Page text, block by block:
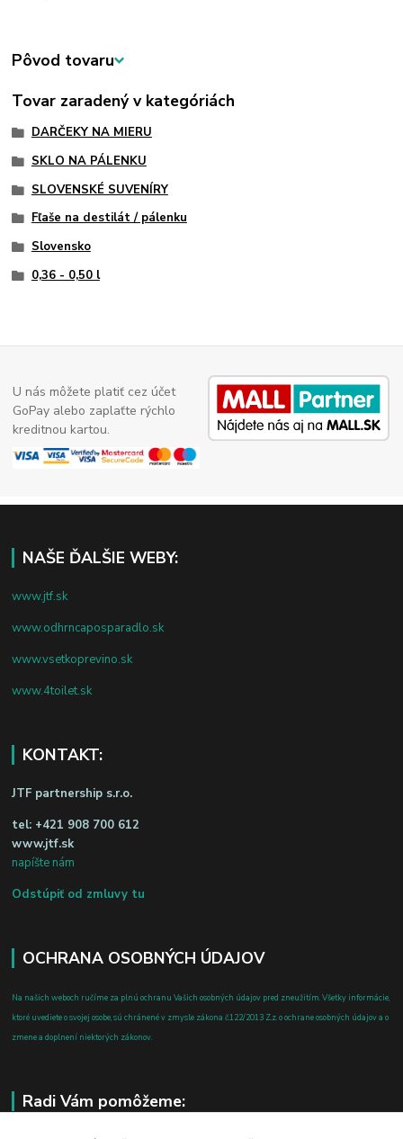
Pôvod tovaru
Tovar zaradený v kategóriách
DARČEKY NA MIERU
SKLO NA PÁLENKU
SLOVENSKÉ SUVENÍRY
Fľaše na destilát / pálenku
Slovensko
0,36 - 0,50 l
U nás môžete platiť cez účet
GoPay alebo zaplaťte rýchlo
kreditnou kartou.
NAŠE ĎALŠIE WEBY:
www.jtf.sk
www.odhrncaposparadlo.sk
www.vsetkoprevino.sk
www.4toilet.sk
KONTAKT:
JTF partnership s.r.o.
tel: +421 908 700 612
www.jtf.sk
napíšte nám
Odstúpiť od zmluvy tu
OCHRANA OSOBNÝCH ÚDAJOV
Na našich weboch ručíme za plnú ochranu Vašich osobných údajov pred zneužitím. Všetky informácie,
ktoré uvediete o svojej osobe, sú chránené v zmysle zákona č.122/2013 Z.z. o ochrane osobných údajov a o
zmene a doplnení niektorých zákonov.
Radi Vám pomôžeme: